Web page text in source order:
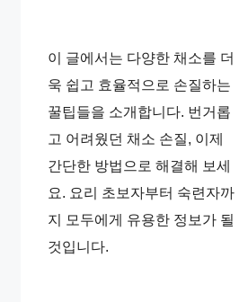
이 글에서는 다양한 채소를 더
욱 쉽고 효율적으로 손질하는
꿀팁들을 소개합니다. 번거롭
고 어려웠던 채소 손질, 이제
간단한 방법으로 해결해 보세
요. 요리 초보자부터 숙련자까
지 모두에게 유용한 정보가 될
것입니다.